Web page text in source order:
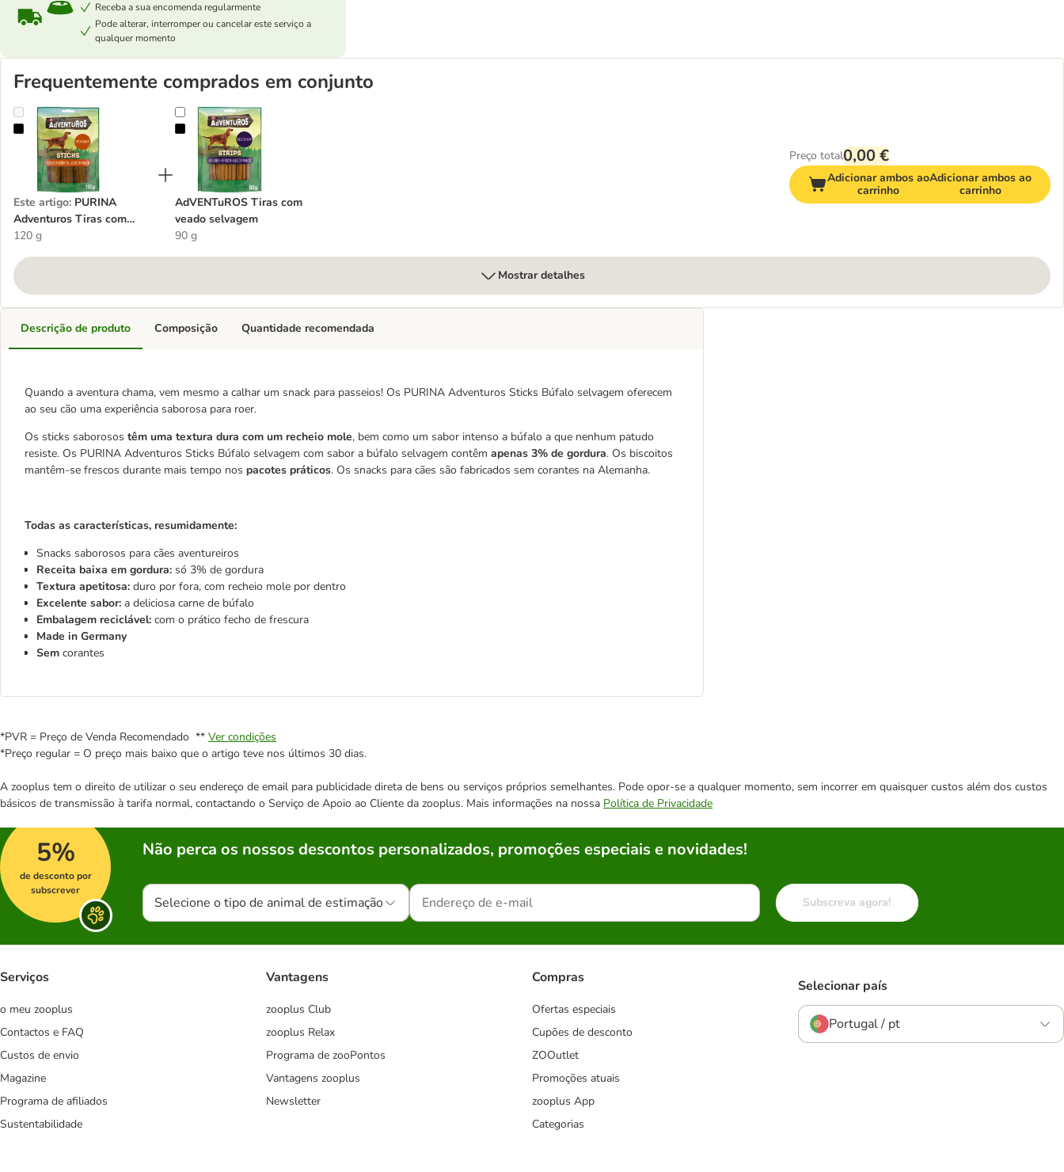
Receba a sua encomenda regularmente
Pode alterar, interromper ou cancelar este serviço a
qualquer momento
Frequentemente comprados em conjunto
PURINA Adventuros Tiras com búfalo salvagem
Este artigo: PURINA
Adventuros Tiras com
búfalo salvagem
120 g
AdVENTuROS Tiras com veado selvagem
AdVENTuROS Tiras com
veado selvagem
90 g
Preço total0,00 €
Adicionar ambos ao
carrinho
Adicionar ambos ao
carrinho
Mostrar detalhes
Descrição de produto
Quando a aventura chama, vem mesmo a calhar um snack para passeios! Os PURINA Adventuros Sticks Búfalo selvagem oferecem
ao seu cão uma experiência saborosa para roer.
Os sticks saborosos têm uma textura dura com um recheio mole, bem como um sabor intenso a búfalo a que nenhum patudo
resiste. Os PURINA Adventuros Sticks Búfalo selvagem com sabor a búfalo selvagem contêm apenas 3% de gordura. Os biscoitos
mantêm-se frescos durante mais tempo nos pacotes práticos. Os snacks para cães são fabricados sem corantes na Alemanha.
Todas as características, resumidamente:
Snacks saborosos para cães aventureiros
Receita baixa em gordura: só 3% de gordura
Textura apetitosa: duro por fora, com recheio mole por dentro
Excelente sabor: a deliciosa carne de búfalo
Embalagem reciclável: com o prático fecho de frescura
Made in Germany
Sem corantes
Composição Quantidade recomendada
*PVR = Preço de Venda Recomendado ** Ver condições
*Preço regular = O preço mais baixo que o artigo teve nos últimos 30 dias.
A zooplus tem o direito de utilizar o seu endereço de email para publicidade direta de bens ou serviços próprios semelhantes. Pode opor-se a qualquer momento, sem incorrer em quaisquer custos além dos custos
básicos de transmissão à tarifa normal, contactando o Serviço de Apoio ao Cliente da zooplus. Mais informações na nossa Política de Privacidade
5%
de desconto por
subscrever
Não perca os nossos descontos personalizados, promoções especiais e novidades!
Selecione o tipo de animal de estimação Subscreva agora!
Serviços
o meu zooplus
Contactos e FAQ
Custos de envio
Magazine
Programa de afiliados
Sustentabilidade
Vantagens
zooplus Club
zooplus Relax
Programa de zooPontos
Vantagens zooplus
Newsletter
Compras
Ofertas especiais
Cupões de desconto
ZOOutlet
Promoções atuais
zooplus App
Categorias
Selecionar país
Portugal / pt